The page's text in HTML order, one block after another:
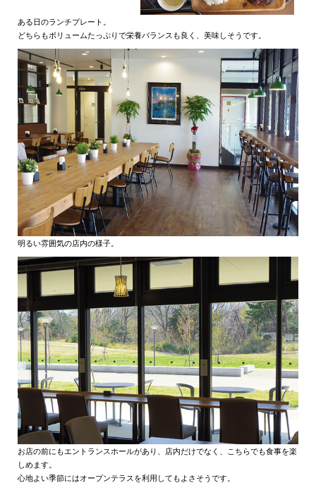
ある日のランチプレート。
どちらもボリュームたっぷりで栄養バランスも良く、美味しそうです。
明るい雰囲気の店内の様子。
お店の前にもエントランスホールがあり、店内だけでなく、こちらでも食事を楽
しめます。
心地よい季節にはオープンテラスを利用してもよさそうです。